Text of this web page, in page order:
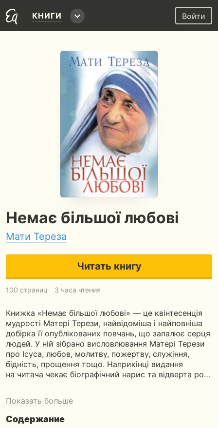
КНИГИ Войти
Немає більшої любові
Мати Тереза
Читать книгу
100 страниц 3 часа чтения
Книжка «Немає більшої любові» — це квінтесенція
мудрості Матері Терези, найвідоміша і найповніша
добірка її опублікованих повчань, що запалює серця
людей. У ній зібрано висловлювання Матері Терези
про Ісуса, любов, молитву, пожертву, служіння,
бідність, прощення тощо. Наприкінці видання
на читача чекає біографічний нарис та відверта ро…
Показать больше
Содержание